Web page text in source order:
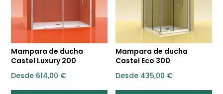
Mampara de ducha
Castel Luxury 200
Desde 614,00 €
Mampara de ducha
Castel Eco 300
Desde 435,00 €